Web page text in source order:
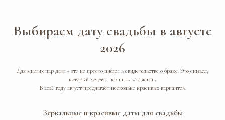
Выбираем дату свадьбы в августе
2026
Для многих пар дата - это не просто цифра в свидетельстве о браке. Это символ,
который хочется помнить всю жизнь.
В 2026 году август предлагает несколько красивых вариантов.
Зеркальные и красивые даты для свадьбы